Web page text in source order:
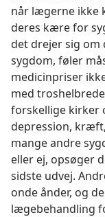
når lægerne ikke
deres kære for
det drejer sig om
sygdom, føler
medicinpriser
med
forskellige kirker
depression,
mange andre
eller ej, opsøger
sidste udvej.
onde ånder, og
lægebehandling